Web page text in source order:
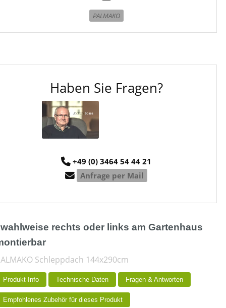
PALMAKO
Haben Sie Fragen?
+49 (0) 3464 54 44 21
Anfrage per Mail
rechts oder links am Gartenhaus
Schleppdach 144x290cm
Produkt-Info Technische Daten Fragen & Antworten
Empfohlenes Zubehör für dieses Produkt